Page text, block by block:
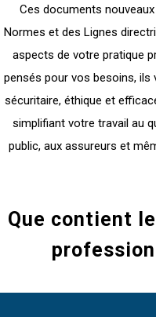
Ces documents
Normes et des Lignes
aspects de votre pratique
pensés pour vos besoins,
sécuritaire, éthique et
simplifiant votre travail au
public, aux assureurs et
Que contient